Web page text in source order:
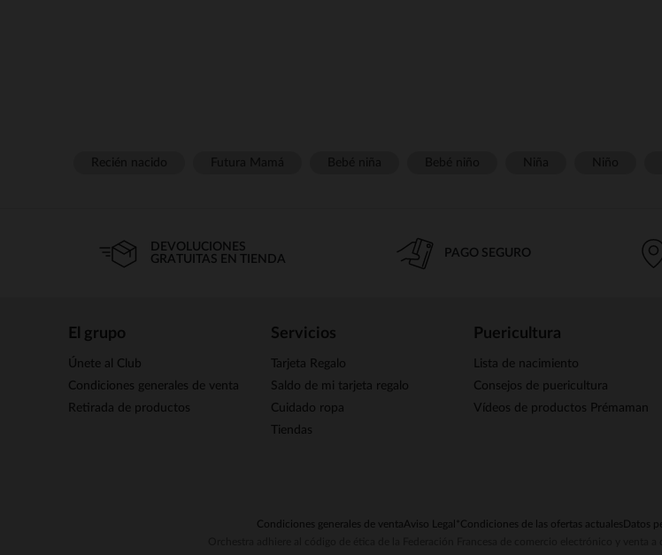
DEVOLUCIONES
GRATUITAS EN TIENDA
PAGO SEGURO
El grupo
Únete al Club
Condiciones generales de venta
Retirada de productos
Servicios
Tarjeta Regalo
Saldo de mi tarjeta regalo
Cuidado ropa
Tiendas
Puericultura
Lista de nacimiento
Consejos de puericultura
Vídeos de productos Prémaman
Condiciones generales de ventaAviso Legal *Condiciones de las ofertas actuales Datos